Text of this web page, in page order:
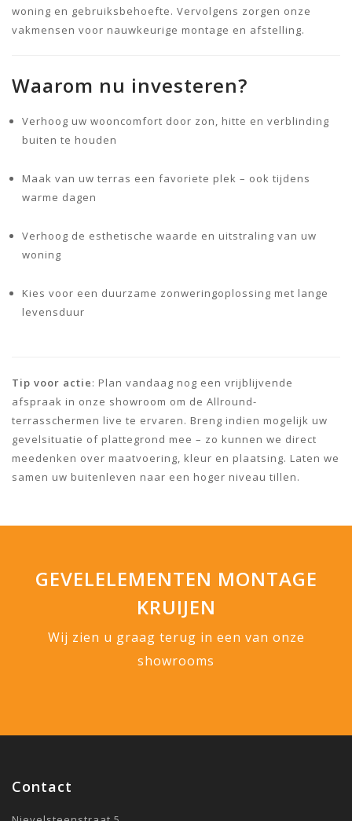
woning en gebruiksbehoefte. Vervolgens zorgen onze
vakmensen voor nauwkeurige montage en afstelling.
Waarom nu investeren?
Verhoog uw wooncomfort door zon, hitte en verblinding
buiten te houden
Maak van uw terras een favoriete plek – ook tijdens
warme dagen
Verhoog de esthetische waarde en uitstraling van uw
woning
Kies voor een duurzame zonweringoplossing met lange
levensduur
Tip voor actie: Plan vandaag nog een vrijblijvende
afspraak in onze showroom om de Allround-
terrasschermen live te ervaren. Breng indien mogelijk uw
gevelsituatie of plattegrond mee – zo kunnen we direct
meedenken over maatvoering, kleur en plaatsing. Laten we
samen uw buitenleven naar een hoger niveau tillen.
GEVELELEMENTEN MONTAGE
KRUIJEN
Wij zien u graag terug in een van onze
showrooms
Contact